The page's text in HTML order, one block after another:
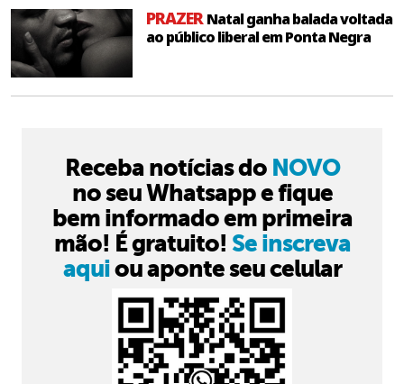
PRAZERNatal ganha balada voltada
ao público liberal em Ponta Negra
Receba notícias do NOVO
no seu Whatsapp e fique
bem informado em primeira
mão! É gratuito! Se inscreva
aquiou aponte seu celular